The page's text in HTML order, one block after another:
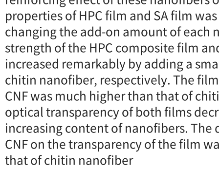
properties of HPC film and SA film
changing the add-on amount of each
strength of the HPC composite film
increased remarkably by adding a
chitin nanofiber, respectively. The
CNF was much higher than that of
optical transparency of both films
increasing content of nanofibers. The
CNF on the transparency of the film
that of chitin nanofiber